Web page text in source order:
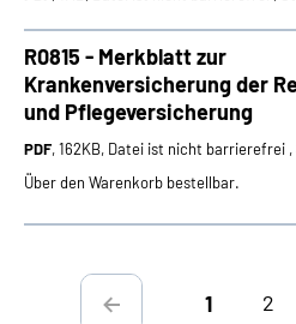
R0815 - Merkblatt zur
Krankenversicherung der
und Pflegeversicherung
PDF, 162KB, Datei ist nicht barrierefrei ,
Über den Warenkorb bestellbar.
1 2